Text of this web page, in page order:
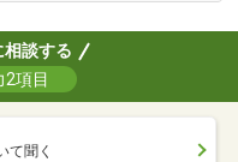
相談する
項目
て聞く